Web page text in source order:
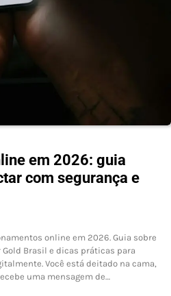
em 2026: guia
com segurança e
online em 2026. Guia sobre
Brasil e dicas práticas para
Você está deitado na cama,
uma mensagem de…